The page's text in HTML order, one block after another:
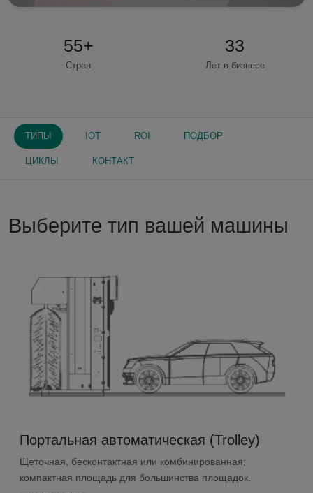
55+
Стран
33
Лет в бизнесе
ТИПЫ IOT ROI ПОДБОР
ЦИКЛЫ КОНТАКТ
Выберите тип вашей машины
Портальная автоматическая (Trolley)
Щеточная, бесконтактная или комбинированная;
компактная площадь для большинства площадок.